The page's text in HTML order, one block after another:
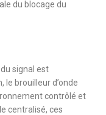
du blocage du
signal est
le brouilleur d’onde
contrôlé et
centralisé, ces